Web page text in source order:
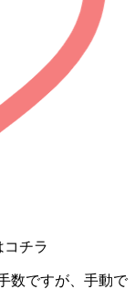
コチラ
数ですが、手動で